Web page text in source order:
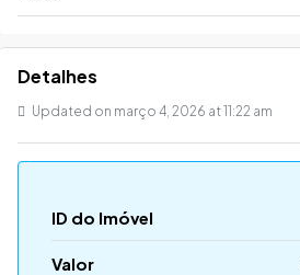
Detalhes
Updated on março 4, 2026 at 11:22 am
ID do Imóvel
Valor